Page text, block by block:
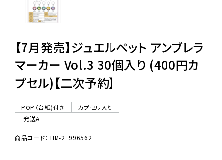
【7月発売】ジュエルペット アンブレラ
マーカー Vol.3 30個入り (400円カ
プセル)【二次予約】
POP（台紙)付き
カプセル入り
発送A
商品コード： HM-2_996562